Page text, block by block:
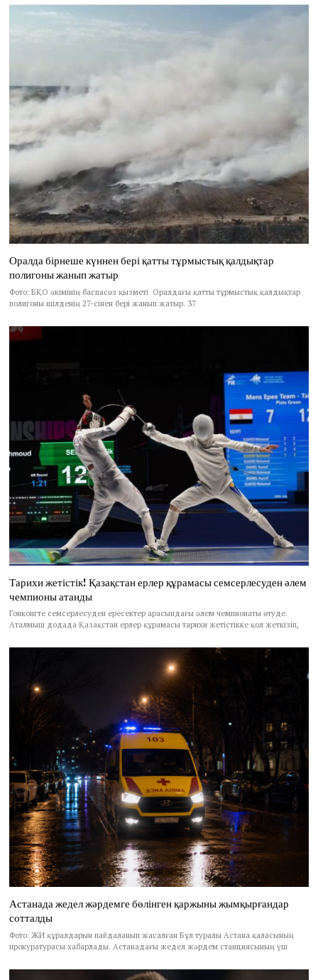
Оралда бірнеше күннен бері қатты тұрмыстық қалдықтар
полигоны жанып жатыр
Фото: БҚО әкімінің баспасөз қызметі Оралдағы қатты тұрмыстық қалдықтар
полигоны шілденің 27-сінен бері жанып жатыр. 37
Тарихи жетістік! Қазақстан ерлер құрамасы семсерлесуден әлем
чемпионы атанды
Гонконгте семсерлесуден ересектер арасындағы әлем чемпионаты өтуде.
Аталмыш додада Қазақстан ерлер құрамасы тарихи жетістікке қол жеткізіп,
Астанада жедел жәрдемге бөлінген қаржыны жымқырғандар
сотталды
Фото: ЖИ құралдарын пайдаланып жасалған Бұл туралы Астана қаласының
прокуратурасы хабарлады. Астанадағы жедел жәрдем станциясының үш